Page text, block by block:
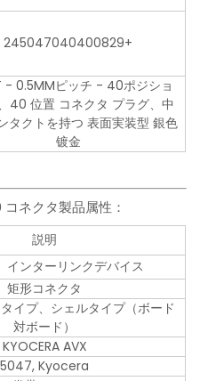
245047040400829+
- 0.5MMピッチ - 40ポジショ
40 位置 コネクタ プラグ、中
タクトを持つ 表面実装型 銀色
镀金
ネクタ製品属性：
説明
インターリンクデバイス
矩形コネクタ
イプ、シェルタイプ（ボード
対ボード）
KYOCERA AVX
5047, Kyocera